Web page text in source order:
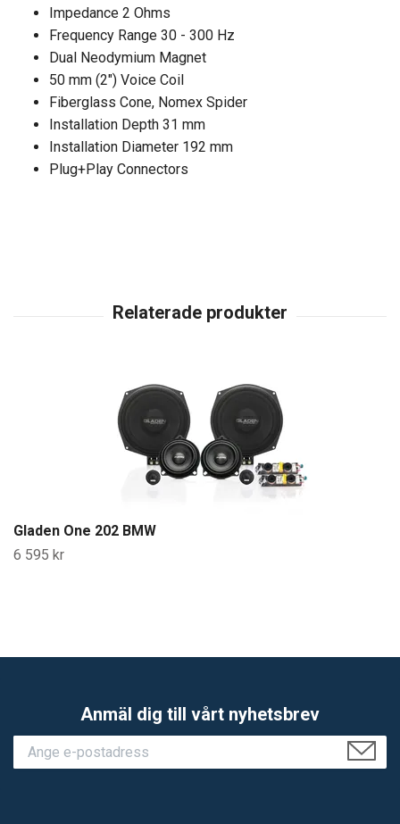
Impedance 2 Ohms
Frequency Range 30 - 300 Hz
Dual Neodymium Magnet
50 mm (2") Voice Coil
Fiberglass Cone, Nomex Spider
Installation Depth 31 mm
Installation Diameter 192 mm
Plug+Play Connectors
Gladen One 202 BMW
6 595 kr
Anmäl dig till vårt nyhetsbrev